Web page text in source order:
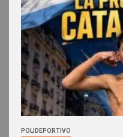
POLIDEPORTIVO